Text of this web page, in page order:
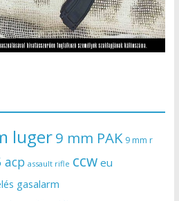
luger9 mm PAK 9 mm r
acp assault rifle ccw eu
gasalarm